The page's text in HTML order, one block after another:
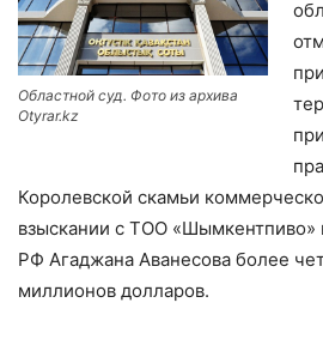
Областной суд. Фото из архива
Otyrar.kz
Королевской скамьи
взыскании с ТОО «Шымкентпиво»
РФ Агаджана Аванесова более
миллионов долларов.